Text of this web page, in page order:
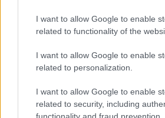
I want to allow Google to enable
related to functionality of the
I want to allow Google to enable
related to personalization.
I want to allow Google to enable
related to security, including
functionality and fraud